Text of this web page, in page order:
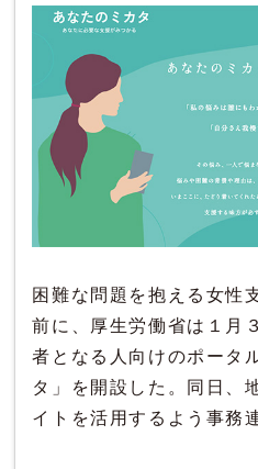
困難な問題を抱える女性
前に、厚生労働省は１月
者となる人向けのポータ
タ」を開設した。同日、
イトを活用するよう事務